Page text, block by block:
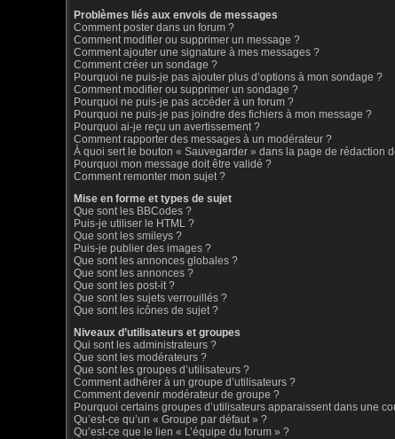
Problèmes liés aux envois de messages
Comment poster dans un forum ?
Comment modifier ou supprimer un message ?
Comment ajouter une signature à mes messages ?
Comment créer un sondage ?
Pourquoi ne puis-je pas ajouter plus d’options à mon sondage ?
Comment modifier ou supprimer un sondage ?
Pourquoi ne puis-je pas accéder à un forum ?
Pourquoi ne puis-je pas joindre des fichiers à mon message ?
Pourquoi ai-je reçu un avertissement ?
Comment rapporter des messages à un modérateur ?
À quoi sert le bouton « Sauvegarder » dans la page de rédaction
Pourquoi mon message doit être validé ?
Comment remonter mon sujet ?
Mise en forme et types de sujet
Que sont les BBCodes ?
Puis-je utiliser le HTML ?
Que sont les smileys ?
Puis-je publier des images ?
Que sont les annonces globales ?
Que sont les annonces ?
Que sont les post-it ?
Que sont les sujets verrouillés ?
Que sont les icônes de sujet ?
Niveaux d’utilisateurs et groupes
Qui sont les administrateurs ?
Que sont les modérateurs ?
Que sont les groupes d’utilisateurs ?
Comment adhérer à un groupe d’utilisateurs ?
Comment devenir modérateur de groupe ?
Pourquoi certains groupes d’utilisateurs apparaissent dans une
Qu’est-ce qu’un « Groupe par défaut » ?
Qu’est-ce que le lien « L’équipe du forum » ?